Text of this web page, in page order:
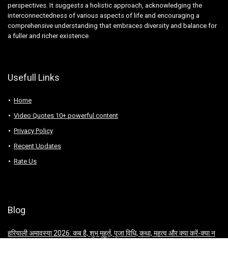
perspectives. It suggests a holistic approach, acknowledging the
interconnectedness of various aspects of life and encouraging a
comprehensive understanding that embraces diversity and balance for
a fuller and richer existence.
Usefull Links
Home
Video Quotes 10+ powerful content
Privacy Policy
Recent Updates
Rate Us
Blog
हरियाली अमावस्या 2026: कब है, शुभ मुहूर्त, पूजा विधि, कथा, महत्व और क्या करें-क्या न